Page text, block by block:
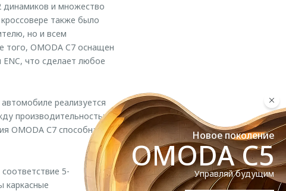
Новое поколение
OMODA C5
Управляй будущим
динамиков и множество
также было
но и всем
того, OMODA C7 оснащен
что сделает любое
реализуется
производительностью,
OMODA С7 способна
5-
каркасные